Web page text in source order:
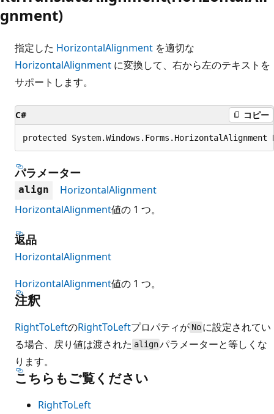
gnment)
指定した HorizontalAlignment を適切な
HorizontalAlignment に変換して、右から左のテキストを
サポートします。
C# コピー
protected
パラメーター
align
HorizontalAlignment
HorizontalAlignment値の 1 つ。
返品
HorizontalAlignment
HorizontalAlignment値の 1 つ。
注釈
RightToLeftのRightToLeftプロパティが No に設定されてい
る場合、戻り値は渡された alignパラメーターと等しくな
ります。
こちらもご覧ください
RightToLeft